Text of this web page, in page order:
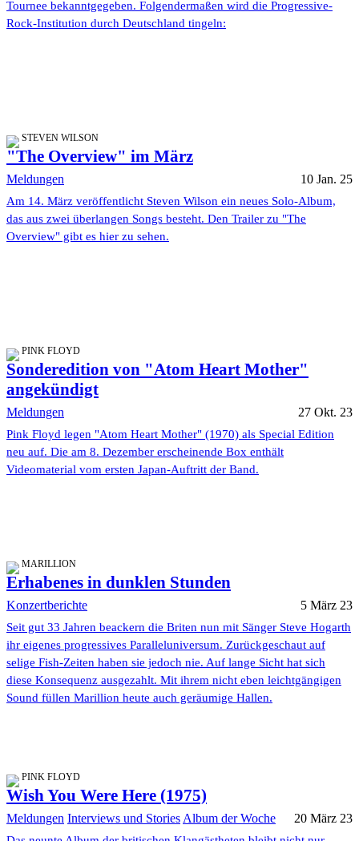
Tournee bekanntgegeben. Folgendermaßen wird die Progressive-
Rock-Institution durch Deutschland tingeln:
STEVEN WILSON
"The Overview" im März
Meldungen 10 Jan. 25
Am 14. März veröffentlicht Steven Wilson ein neues Solo-Album,
das aus zwei überlangen Songs besteht. Den Trailer zu "The
Overview" gibt es hier zu sehen.
PINK FLOYD
Sonderedition von "Atom Heart Mother"
angekündigt
Meldungen 27 Okt. 23
Pink Floyd legen "Atom Heart Mother" (1970) als Special Edition
neu auf. Die am 8. Dezember erscheinende Box enthält
Videomaterial vom ersten Japan-Auftritt der Band.
MARILLION
Erhabenes in dunklen Stunden
Konzertberichte 5 März 23
Seit gut 33 Jahren beackern die Briten nun mit Sänger Steve Hogarth
ihr eigenes progressives Paralleluniversum. Zurückgeschaut auf
selige Fish-Zeiten haben sie jedoch nie. Auf lange Sicht hat sich
diese Konsequenz ausgezahlt. Mit ihrem nicht eben leichtgängigen
Sound füllen Marillion heute auch geräumige Hallen.
PINK FLOYD
Wish You Were Here (1975)
Meldungen Interviews und Stories Album der Woche 20 März 23